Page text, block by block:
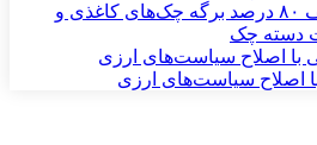
محاسبه جداگانه تعیین تکلیف ۸۰ درصد برگه چک‌های کاغذی و
دسته چک
اصلاح سیاست‌های ارزی